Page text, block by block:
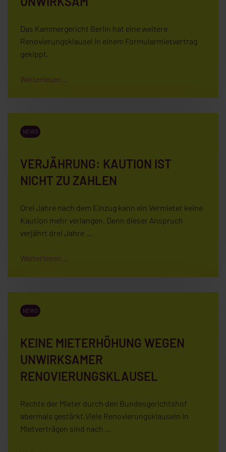
Das Kammergericht Berlin hat eine weitere
Renovierungsklausel in einem Formularmietvertrag
gekippt.
Weiterlesen...
NEWS
VERJÄHRUNG: KAUTION IST
NICHT ZU ZAHLEN
Drei Jahre nach dem Einzug kann ein Vermieter keine
Kaution mehr verlangen. Denn dieser Anspruch
verjährt drei Jahre …
Weiterlesen...
NEWS
KEINE MIETERHÖHUNG WEGEN
UNWIRKSAMER
RENOVIERUNGSKLAUSEL
Rechte der Mieter durch den Bundesgerichtshof
abermals gestärkt.Viele Renovierungsklauseln in
Mietverträgen sind nach …